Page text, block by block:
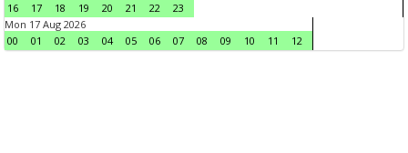
16
17 18 19 20 21 22
23
Mon 17 Aug 2026
00
01 02 03 04 05 06 07 08 09 10 11 12